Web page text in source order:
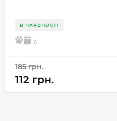
В НАЯВНОСТІ
4
185 грн.
112 грн.